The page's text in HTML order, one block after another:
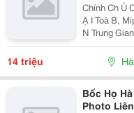
Chính Ch Ủ
Ạ I Toà B,
N Trung
14 triệu
Bốc Họ
Photo